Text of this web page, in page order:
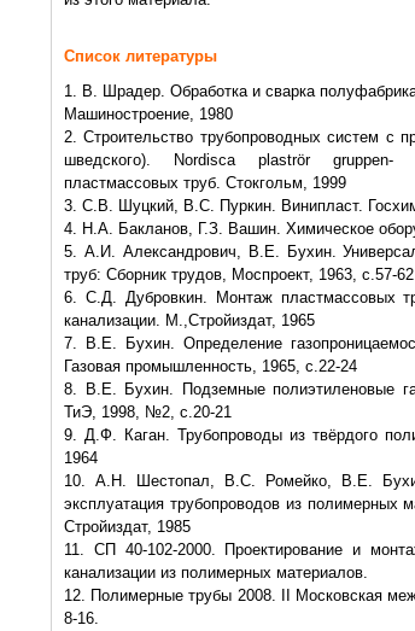
Список литературы
1. В. Шрадер. Обработка и сварка
Машиностроение, 1980
2. Строительство трубопроводных систем с
шведского). Nordisca plaströr gruppen-
пластмассовых труб. Стокгольм, 1999
3. С.В. Шуцкий, В.С. Пуркин. Винипласт.
4. Н.А. Бакланов, Г.З. Вашин. Химическое
5. А.И. Александрович, В.Е. Бухин.
труб: Сборник трудов, Моспроект, 1963, с.57-62
6. С.Д. Дубровкин. Монтаж пластмассовых
канализации. М.,Стройиздат, 1965
7. В.Е. Бухин. Определение
Газовая промышленность, 1965, с.22-24
8. В.Е. Бухин. Подземные полиэтиленовые
ТиЭ, 1998, №2, с.20-21
9. Д.Ф. Каган. Трубопроводы из твёрдого
1964
10. А.Н. Шестопал, В.С. Ромейко, В.Е.
эксплуатация трубопроводов из полимерных
Стройиздат, 1985
11. СП 40-102-2000. Проектирование и
канализации из полимерных материалов.
12. Полимерные трубы 2008. II Московская
8-16.